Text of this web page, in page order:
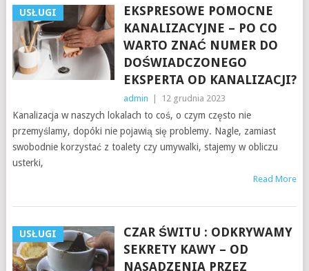
USŁUGI
EKSPRESOWE POMOCNE
KANALIZACYJNE – PO CO
WARTO ZNAĆ NUMER DO
DOŚWIADCZONEGO
EKSPERTA OD KANALIZACJI?
admin 12 grudnia 2023
Kanalizacja w naszych lokalach to coś, o czym często nie
przemyślamy, dopóki nie pojawią się problemy. Nagle, zamiast
swobodnie korzystać z toalety czy umywalki, stajemy w obliczu
usterki,
Read More
USŁUGI
CZAR ŚWITU : ODKRYWAMY
SEKRETY KAWY – OD
NASADZENIA PRZEZ